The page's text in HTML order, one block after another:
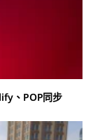
、POP同步